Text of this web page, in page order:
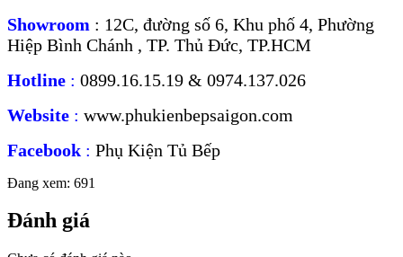
Showroom : 12C, đường số 6, Khu phố 4, Phường
Hiệp Bình Chánh , TP. Thủ Đức, TP.HCM
Hotline : 0899.16.15.19 & 0974.137.026
Website : www.phukienbepsaigon.com
Facebook : Phụ Kiện Tủ Bếp
Đang xem: 691
Đánh giá